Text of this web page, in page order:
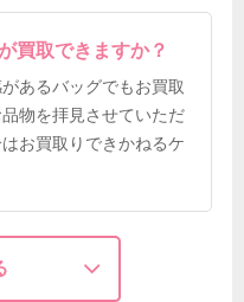
買取できますか？
あるバッグでもお買取
物を拝見させていただ
お買取りできかねるケ